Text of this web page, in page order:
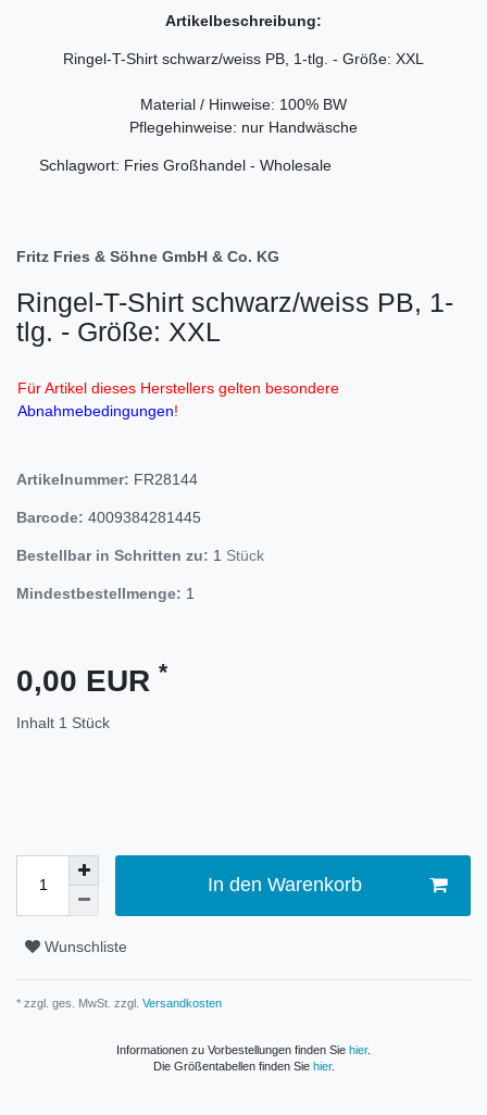
Artikelbeschreibung:
Ringel-T-Shirt schwarz/weiss PB, 1-tlg. - Größe: XXL
Material / Hinweise: 100% BW
Pflegehinweise: nur Handwäsche
Schlagwort: Fries Großhandel - Wholesale
Fritz Fries & Söhne GmbH & Co. KG
Ringel-T-Shirt schwarz/weiss PB, 1-
tlg. - Größe: XXL
Für Artikel dieses Herstellers gelten besondere
Abnahmebedingungen!
Artikelnummer: FR28144
Barcode: 4009384281445
Bestellbar in Schritten zu: 1 Stück
Mindestbestellmenge: 1
0,00 EUR *
Inhalt 1 Stück
In den Warenkorb
Wunschliste
* zzgl. ges. MwSt. zzgl. Versandkosten
Informationen zu Vorbestellungen finden Sie hier.
Die Größentabellen finden Sie hier.